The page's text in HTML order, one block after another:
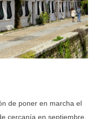
de poner en marcha el
cercanía en septiembre.